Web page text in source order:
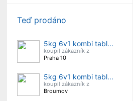
Teď prodáno
5kg 6v1 kombi tabl...
koupil zákazník z
Praha 10
5kg 6v1 kombi tabl...
koupil zákazník z
Broumov